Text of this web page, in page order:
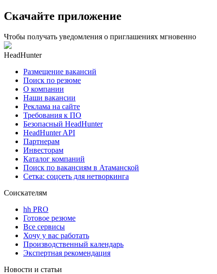
Скачайте приложение
Чтобы получать уведомления о приглашениях мгновенно
HeadHunter
Размещение вакансий
Поиск по резюме
О компании
Наши вакансии
Реклама на сайте
Требования к ПО
Безопасный HeadHunter
HeadHunter API
Партнерам
Инвесторам
Каталог компаний
Поиск по вакансиям в Атаманской
Сетка: соцсеть для нетворкинга
Соискателям
hh PRO
Готовое резюме
Все сервисы
Хочу у вас работать
Производственный календарь
Экспертная рекомендация
Новости и статьи